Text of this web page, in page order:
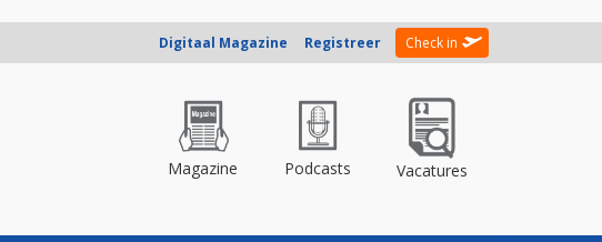
Digitaal Magazine Registreer Check in
Magazine Podcasts Vacatures